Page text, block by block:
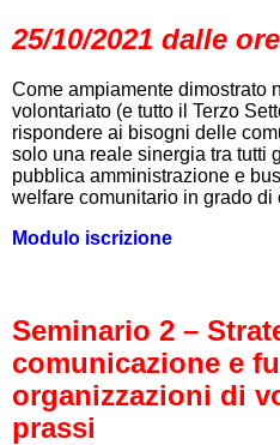
25/10/2021 dalle
Come ampiamente dimostrato
volontariato (e tutto il Terzo
rispondere ai bisogni delle
solo una reale sinergia tra tutti
pubblica amministrazione e
welfare comunitario in grado di
Modulo iscrizione
Seminario 2 –
comunicazione e
organizzazioni di
prassi